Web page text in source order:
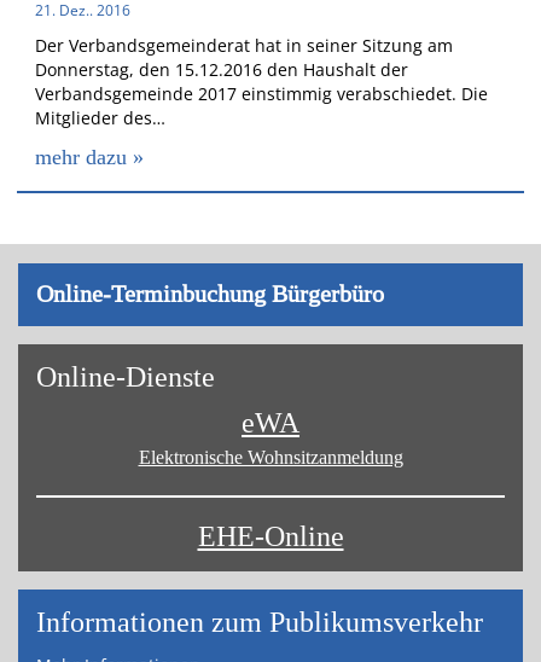
On­line-Ter­min­bu­chung Bür­ger­bü­ro
On­line-Diens­te
eWA
Elektronische Wohnsitz­anmeldung
EHE-Online
Informa­tionen zum Publikums­­verkehr
21. Dez.. 2016
Der Verbandsgemeinderat hat in seiner Sitzung am
Donnerstag, den 15.12.2016 den Haushalt der
Verbandsgemeinde 2017 einstimmig verabschiedet. Die
Mitglieder des…
mehr dazu »